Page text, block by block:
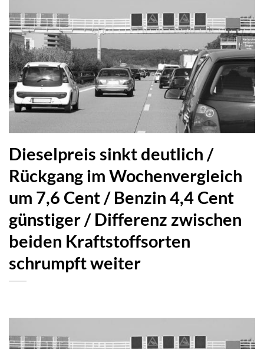
Dieselpreis sinkt deutlich /
Rückgang im Wochenvergleich
um 7,6 Cent / Benzin 4,4 Cent
günstiger / Differenz zwischen
beiden Kraftstoffsorten
schrumpft weiter